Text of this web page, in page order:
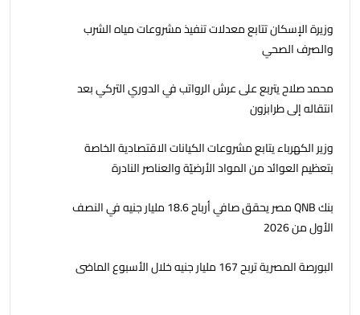
وزيرة الإسكان تتابع معدلات تنفيذ مشروعات مياه الشرب
والصرف الصحي
محمد صلاح يتربع على عرش الرواتب في الدوري التركي بعد
انتقاله إلى طرابزون
وزير الكهرباء يتابع مشروعات الكيانات الاقتصادية الخاصة
بتعظيم العوائد من المواد الأرضيّة والعناصر النادرة
بنك QNB مصر يحقق صافي أرباح 18.6 مليار جنيه في النصف
الأول من 2026
البورصة المصرية تربح 167 مليار جنيه خلال الأسبوع الماضى